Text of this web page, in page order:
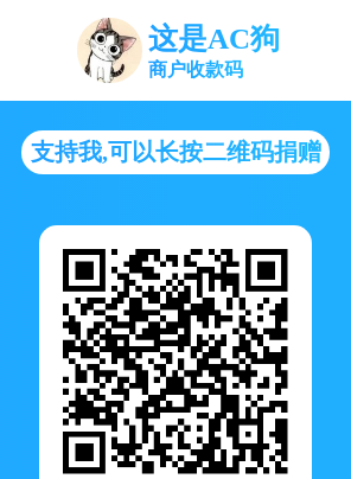
这是AC狗
商户收款码
支持我,可以长按二维码捐赠